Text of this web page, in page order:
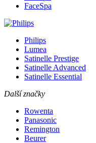
FaceSpa
Philips
Lumea
Satinelle Prestige
Satinelle Advanced
Satinelle Essential
Další značky
Rowenta
Panasonic
Remington
Beurer